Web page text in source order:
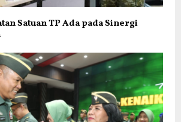
Satuan TP Ada pada Sinergi